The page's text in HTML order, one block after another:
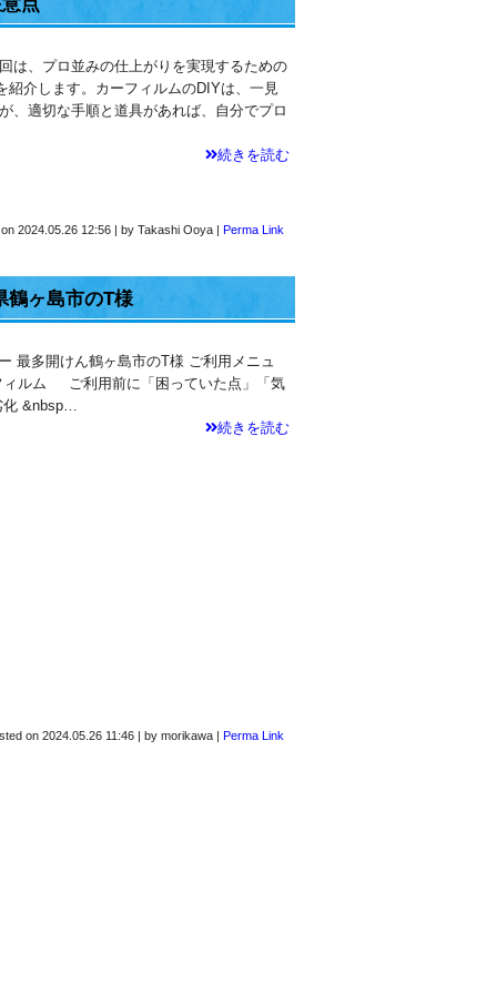
は、プロ並みの仕上がりを実現するための
紹介します。カーフィルムのDIYは、一見
、適切な手順と道具があれば、自分でプロ
続きを読む
2024.05.26 12:56| by Takashi Ooya| Perma Link
鶴ヶ島市のT様
最多開けん鶴ヶ島市のT様 ご利用メニュ
ィルム ご利用前に「困っていた点」「気
&nbsp…
続きを読む
on 2024.05.26 11:46| by morikawa| Perma Link